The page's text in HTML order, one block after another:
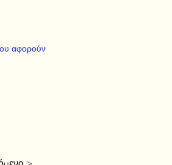
αφορούν